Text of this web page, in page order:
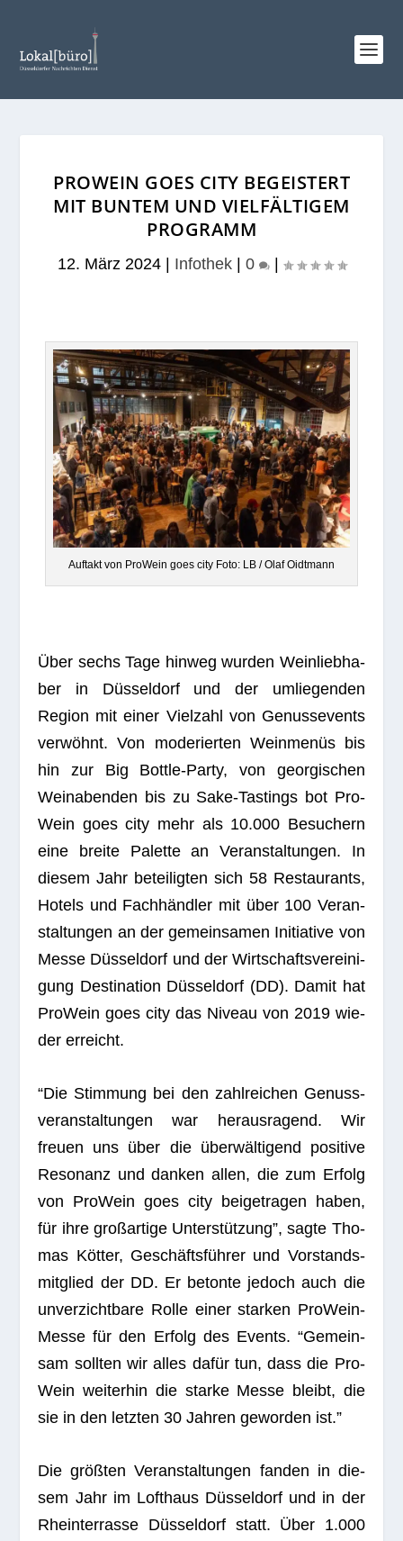
PROWEIN GOES CITY BEGEISTERT
MIT BUNTEM UND VIELFÄLTIGEM
PROGRAMM
12. März 2024| Infothek| 0 |
Auf­takt von Pro­Wein goes city Foto: LB / Olaf Oidtmann
Über sechs Tage hin­weg wur­den Wein­lieb­ha­
ber in Düs­sel­dorf und der umlie­gen­den
Region mit einer Viel­zahl von Genus­se­vents
ver­wöhnt. Von mode­rier­ten Wein­me­nüs bis
hin zur Big Bot­tle-Party, von geor­gi­schen
Wein­aben­den bis zu Sake-Tastings bot Pro­
Wein goes city mehr als 10.000 Besu­chern
eine breite Palette an Ver­an­stal­tun­gen. In
die­sem Jahr betei­lig­ten sich 58 Restau­rants,
Hotels und Fach­händ­ler mit über 100 Ver­an­
stal­tun­gen an der gemein­sa­men Initia­tive von
Messe Düs­sel­dorf und der Wirt­schafts­ver­ei­ni­
gung Desti­na­tion Düs­sel­dorf (DD). Damit hat
Pro­Wein goes city das Niveau von 2019 wie­
der erreicht.
“Die Stim­mung bei den zahl­rei­chen Genuss­
ver­an­stal­tun­gen war her­aus­ra­gend. Wir
freuen uns über die über­wäl­ti­gend posi­tive
Reso­nanz und dan­ken allen, die zum Erfolg
von Pro­Wein goes city bei­getra­gen haben,
für ihre groß­ar­tige Unter­stüt­zung”, sagte Tho­
mas Köt­ter, Geschäfts­füh­rer und Vor­stands­
mit­glied der DD. Er betonte jedoch auch die
unver­zicht­bare Rolle einer star­ken Pro­Wein-
Messe für den Erfolg des Events. “Gemein­
sam soll­ten wir alles dafür tun, dass die Pro­
Wein wei­ter­hin die starke Messe bleibt, die
sie in den letz­ten 30 Jah­ren gewor­den ist.”
Die größ­ten Ver­an­stal­tun­gen fan­den in die­
sem Jahr im Loft­haus Düs­sel­dorf und in der
Rhein­ter­rasse Düs­sel­dorf statt. Über 1.000